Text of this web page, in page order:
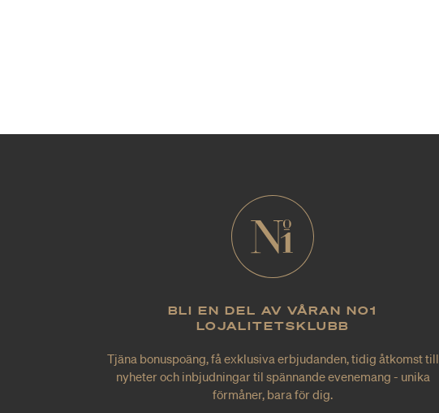
BLI EN DEL AV VÅRAN NO1
LOJALITETSKLUBB
Tjäna bonuspoäng, få exklusiva erbjudanden, tidig åtkomst till
nyheter och inbjudningar til spännande evenemang - unika
förmåner, bara för dig.